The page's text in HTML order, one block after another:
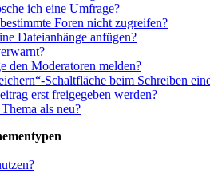
ich eine Umfrage?
Foren nicht zugreifen?
Dateianhänge anfügen?
den Moderatoren melden?
Schaltfläche beim Schreiben
erst freigegeben werden?
als neu?